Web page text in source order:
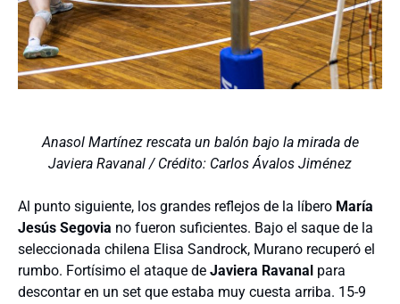
Anasol Martínez rescata un balón bajo la mirada de
Javiera Ravanal / Crédito: Carlos Ávalos Jiménez
Al punto siguiente, los grandes reflejos de la líbero María
Jesús Segovia no fueron suficientes. Bajo el saque de la
seleccionada chilena Elisa Sandrock, Murano recuperó el
rumbo. Fortísimo el ataque de Javiera Ravanal para
descontar en un set que estaba muy cuesta arriba. 15-9